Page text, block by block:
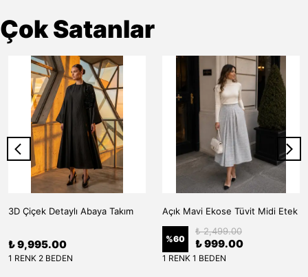
Çok Satanlar
3D Çiçek Detaylı Abaya Takım
₺ 9,995.00
1 RENK 2 BEDEN
Açık Mavi Ekose Tüvit Midi Etek
%60
₺ 2,499.00
₺ 999.00
1 RENK 1 BEDEN